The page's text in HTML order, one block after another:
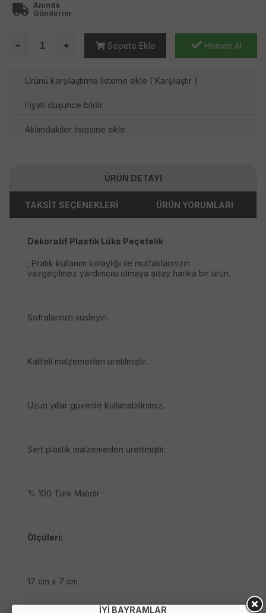
Anında
Gönderim
Sepete Ekle Hemen Al
· Ürünü karşılaştırma listeme ekle ( Karşılaştır )
· Fiyatı düşünce bildir
· Aklımdakiler listesine ekle
ÜRÜN DETAYI
TAKSİT SEÇENEKLERİ ÜRÜN YORUMLARI
Dekoratif Plastik Lüks Peçetelik
; Pratik kullanım kolaylığı ile mutfaklarınızın
vazgeçilmez yardımcısı olmaya aday harika bir ürün.
Sofralarınızı süsleyin.
Kaliteli malzemeden üretilmiştir.
Uzun yıllar güvenle kullanabilirsiniz.
Sert plastik malzemeden üretilmiştir.
% 100 Türk Malıdır
Ölçüleri:
17 cm x 7 cm
İYİ BAYRAMLAR